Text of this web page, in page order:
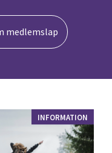
medlemslap
INFORMATION